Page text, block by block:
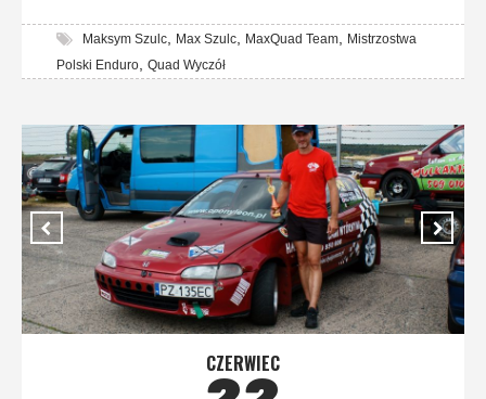
Maksym Szulc Max Szulc MaxQuad Team
Mistrzostwa
Polski Enduro Quad Wyczół
CZERWIEC